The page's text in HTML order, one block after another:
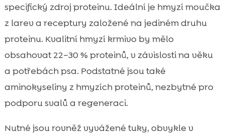
specifický zdroj proteinu. Ideální je hmyzí moučka
z larev a receptury založené na jediném druhu
proteinu. Kvalitní hmyzí krmivo by mělo
obsahovat 22–30 % proteinů, v závislosti na věku
a potřebách psa. Podstatné jsou také
aminokyseliny z hmyzích proteinů, nezbytné pro
podporu svalů a regeneraci.
Nutné jsou rovněž vyvážené tuky, obvykle v